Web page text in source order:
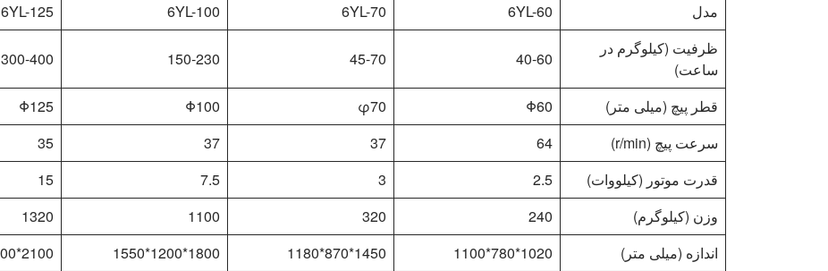
مدل 6YL-60
6YL-70
6YL-100
6YL-125
ظرفیت (کیلوگرم در
ساعت)
40-60
45-70
150-230
300-400
قطر پیچ (میلی متر) Φ60
φ70
Φ100
Φ125
سرعت پیچ (r/min)
64
37
37
35
قدرت موتور (کیلووات)
2.5
3
7.5
15
وزن (کیلوگرم)
240
320
1100
1320
اندازه (میلی متر)
1020*780*1100
1450*870*1180
1800*1200*1550
2100*1400*1700